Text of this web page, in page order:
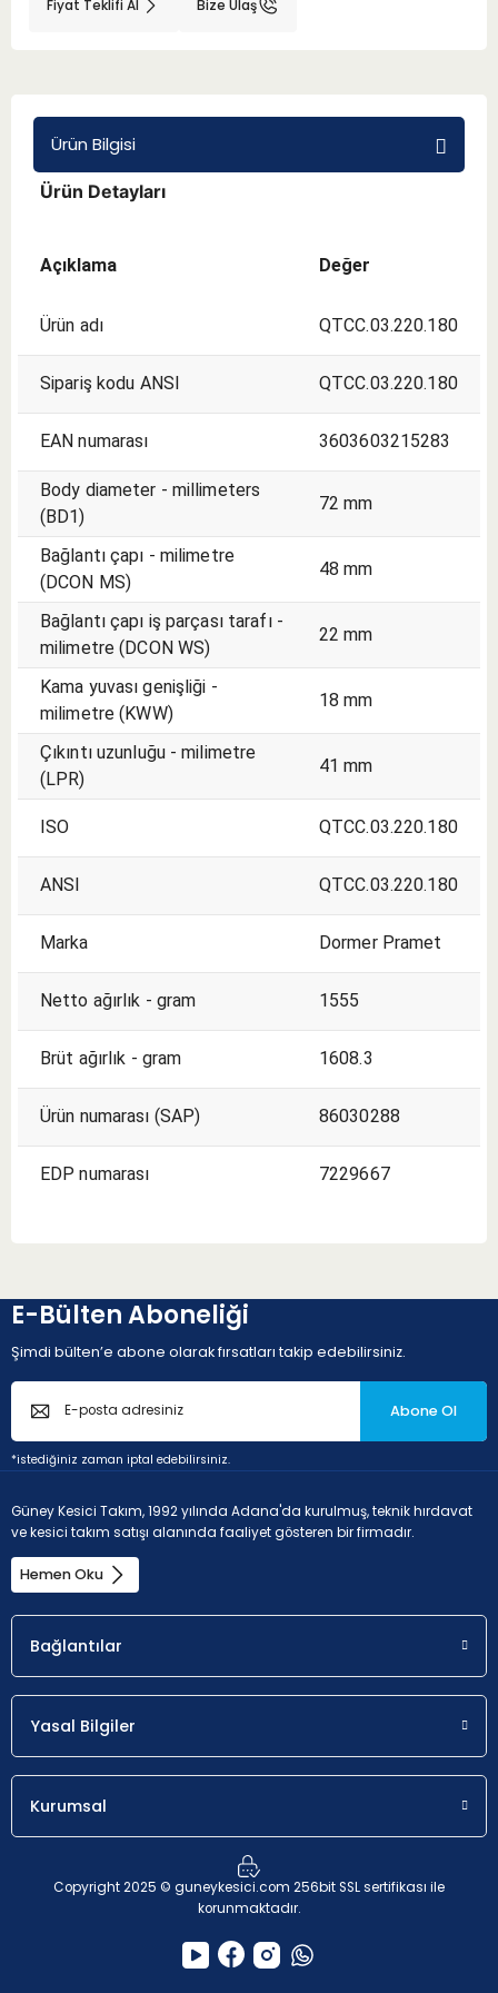
Adaptörler
Aksesuarlar
Fiyat Teklifi Al Bize Ulaş
Ürün Bilgisi
Ürün Detayları
Açıklama Değer
Ürün adı QTCC.03.220.180
Sipariş kodu ANSI QTCC.03.220.180
EAN numarası 3603603215283
Body diameter - millimeters
(BD1)
72 mm
Bağlantı çapı - milimetre
(DCON MS)
48 mm
Bağlantı çapı iş parçası tarafı -
milimetre (DCON WS)
22 mm
Kama yuvası genişliği -
milimetre (KWW)
18 mm
Çıkıntı uzunluğu - milimetre
(LPR)
41 mm
ISO QTCC.03.220.180
ANSI QTCC.03.220.180
Marka Dormer Pramet
Netto ağırlık - gram 1555
Brüt ağırlık - gram 1608.3
Ürün numarası (SAP) 86030288
EDP numarası 7229667
E-Bülten Aboneliği
Şimdi bülten’e abone olarak fırsatları takip edebilirsiniz.
Abone Ol
*istediğiniz zaman iptal edebilirsiniz.
Güney Kesici Takım, 1992 yılında Adana'da kurulmuş, teknik hırdavat
ve kesici takım satışı alanında faaliyet gösteren bir firmadır.
Hemen Oku
Bağlantılar
Yasal Bilgiler
Kurumsal
Copyright 2025 © guneykesici.com 256bit SSL sertifikası ile
korunmaktadır.